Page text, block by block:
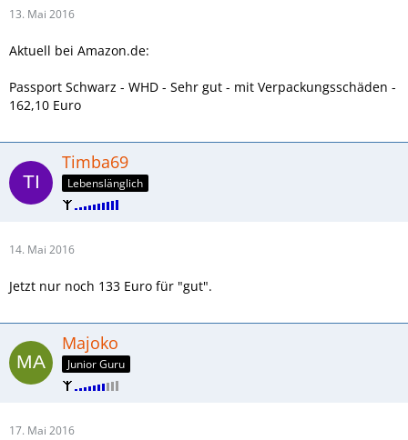
13. Mai 2016
Aktuell bei Amazon.de:
Passport Schwarz - WHD - Sehr gut - mit Verpackungsschäden -
162,10 Euro
Timba69
Lebenslänglich
14. Mai 2016
Jetzt nur noch 133 Euro für "gut".
Majoko
Junior Guru
17. Mai 2016